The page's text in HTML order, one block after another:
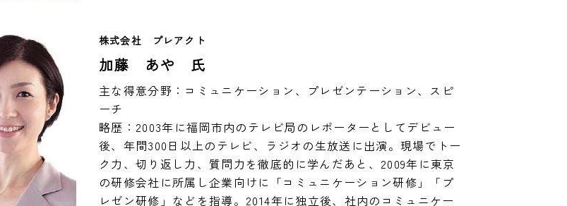
株式会社　プレアクト
加藤 あや 氏
主な得意分野：コミュニケーション、プレゼンテーション、スピ
ーチ
略歴：2003年に福岡市内のテレビ局のレポーターとしてデビュー
後、年間300日以上のテレビ、ラジオの生放送に出演。現場でトー
ク力、切り返し力、質問力を徹底的に学んだあと、2009年に東京
の研修会社に所属し企業向けに「コミュニケーション研修」「プ
レゼン研修」などを指導。2014年に独立後、社内のコミュニケー